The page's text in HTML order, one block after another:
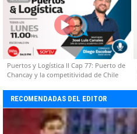
Puertos y Logística II Cap 77: Puerto de
Chancay y la competitividad de Chile
RECOMENDADAS DEL EDITOR